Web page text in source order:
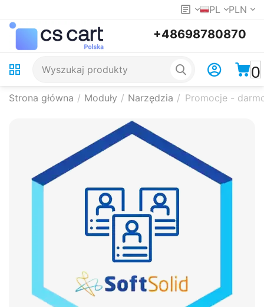
PL PLN
+48698780870
0
Strona główna / Moduły / Narzędzia / Promocje -